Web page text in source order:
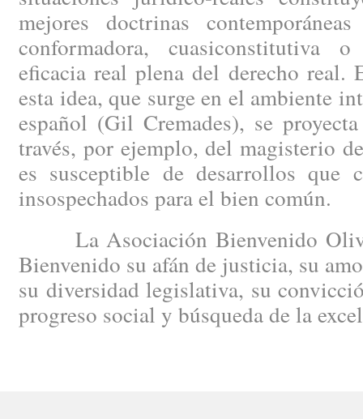
mejores doctrinas
conformadora, cuasiconstitutiva
eficacia real plena del derecho real.
esta idea, que surge en el ambiente
español (Gil Cremades), se
través, por ejemplo, del magisterio
es susceptible de desarrollos que
insospechados para el bien común.
La Asociación Bienvenido
Bienvenido su afán de justicia, su
su diversidad legislativa, su
progreso social y búsqueda de la